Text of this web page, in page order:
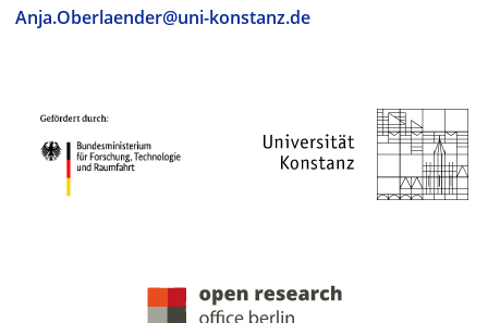
Anja.Oberlaender@uni-konstanz.de